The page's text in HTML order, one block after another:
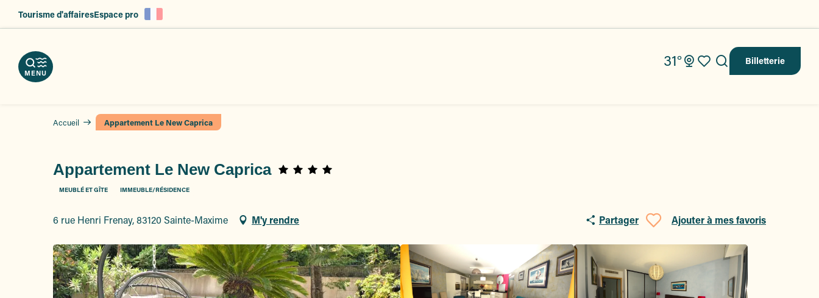
principal
31° Billetterie
Voir les favoris
Recherche
Tourisme d'affairesEspace pro
MENU
Accueil Appartement Le New Caprica
Appartement Le New Caprica
MEUBLÉ ET GÎTE IMMEUBLE/RÉSIDENCE
6 rue Henri Frenay, 83120 Sainte-Maxime M'y rendre Partager
Ajouter aux
Ajouter à mes favoris